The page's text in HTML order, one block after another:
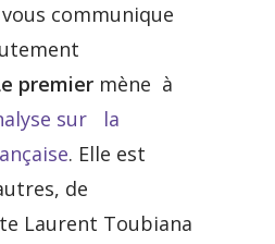
communique
premier mène à
sur la
. Elle est
de
Laurent Toubiana